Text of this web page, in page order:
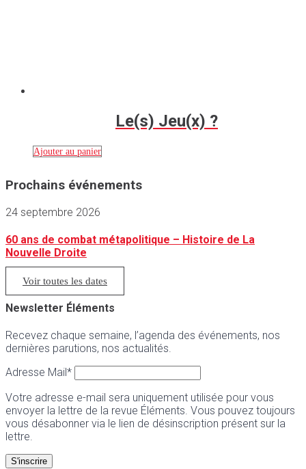
Le(s) Jeu(x) ?
Ajouter au panier
Prochains événements
24 septembre 2026
60 ans de combat métapolitique – Histoire de La
Nouvelle Droite
Voir toutes les dates
Newsletter Éléments
Recevez chaque semaine, l’agenda des événements, nos
dernières parutions, nos actualités.
Adresse Mail*
Votre adresse e-mail sera uniquement utilisée pour vous
envoyer la lettre de la revue Éléments. Vous pouvez toujours
vous désabonner via le lien de désinscription présent sur la
lettre.